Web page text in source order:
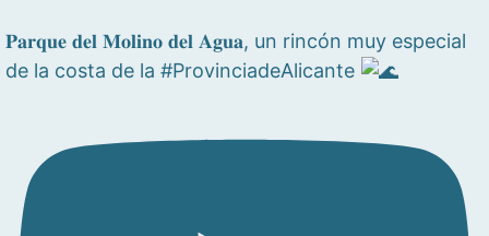
𝐏𝐚𝐫𝐪𝐮𝐞 𝐝𝐞𝐥 𝐌𝐨𝐥𝐢𝐧𝐨 𝐝𝐞𝐥 𝐀𝐠𝐮𝐚, un rincón muy especial
de la costa de la #ProvinciadeAlicante